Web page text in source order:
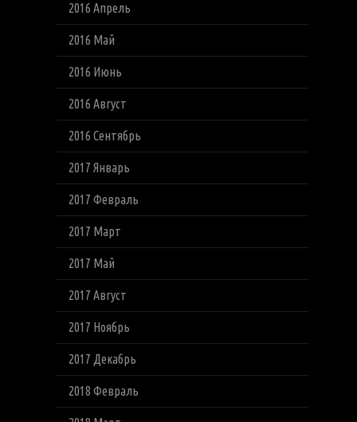
2016 Апрель
2016 Май
2016 Июнь
2016 Август
2016 Сентябрь
2017 Январь
2017 Февраль
2017 Март
2017 Май
2017 Август
2017 Ноябрь
2017 Декабрь
2018 Февраль